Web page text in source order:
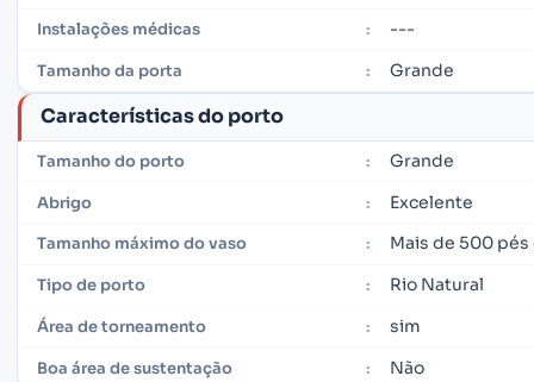
Instalações médicas : ---
Tamanho da porta : Grande
Características do porto
Tamanho do porto : Grande
Abrigo : Excelente
Tamanho máximo do vaso : Mais de 500
Tipo de porto : Rio Natural
Área de torneamento : sim
Boa área de sustentação : Não